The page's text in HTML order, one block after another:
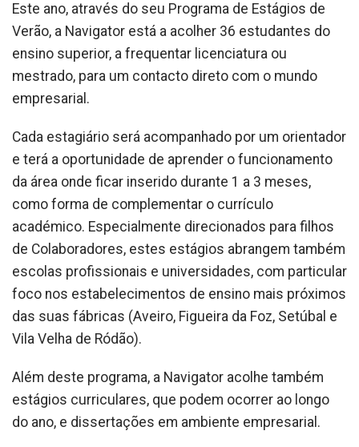
Este ano, através do seu Programa de Estágios de
Verão, a Navigator está a acolher 36 estudantes do
ensino superior, a frequentar licenciatura ou
mestrado, para um contacto direto com o mundo
empresarial.
Cada estagiário será acompanhado por um orientador
e terá a oportunidade de aprender o funcionamento
da área onde ficar inserido durante 1 a 3 meses,
como forma de complementar o currículo
académico. Especialmente direcionados para filhos
de Colaboradores, estes estágios abrangem também
escolas profissionais e universidades, com particular
foco nos estabelecimentos de ensino mais próximos
das suas fábricas (Aveiro, Figueira da Foz, Setúbal e
Vila Velha de Ródão).
Além deste programa, a Navigator acolhe também
estágios curriculares, que podem ocorrer ao longo
do ano, e dissertações em ambiente empresarial.